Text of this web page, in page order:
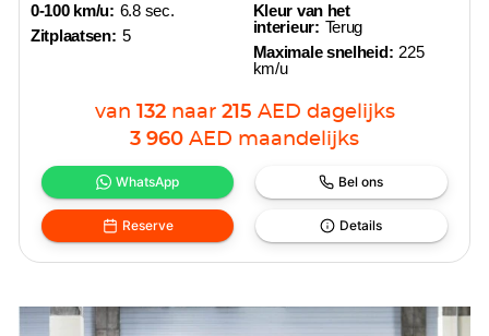
0-100 km/u: 6.8 sec.
Zitplaatsen: 5
Kleur van het
interieur: Terug
Maximale snelheid: 225
km/u
van 132 naar 215 AED dagelijks
3 960 AED maandelijks
WhatsApp Bel ons
Reserve Details